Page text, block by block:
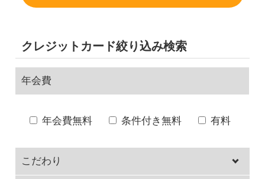
クレジットカード絞り込み検索
年会費
年会費無料 条件付き無料 有料
こだわり